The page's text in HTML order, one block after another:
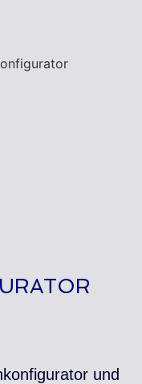
und